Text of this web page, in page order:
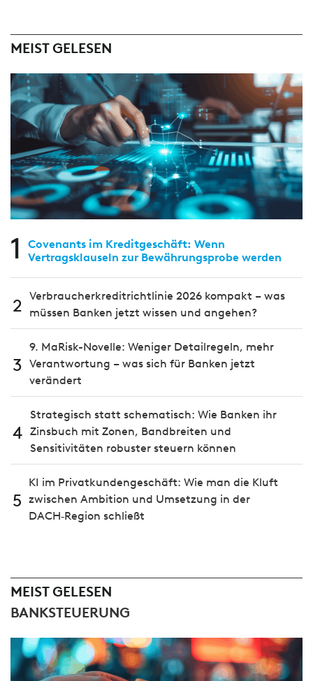
MEIST GELESEN
1
Covenants im Kreditgeschäft: Wenn
Vertragsklauseln zur Bewährungsprobe werden
2 Verbraucherkreditrichtlinie 2026 kompakt – was
müssen Banken jetzt wissen und angehen?
3
9. MaRisk-Novelle: Weniger Detailregeln, mehr
Verantwortung – was sich für Banken jetzt
verändert
4
Strategisch statt schematisch: Wie Banken ihr
Zinsbuch mit Zonen, Bandbreiten und
Sensitivitäten robuster steuern können
5
KI im Privatkundengeschäft: Wie man die Kluft
zwischen Ambition und Umsetzung in der
DACH‑Region schließt
MEIST GELESEN
BANKSTEUERUNG